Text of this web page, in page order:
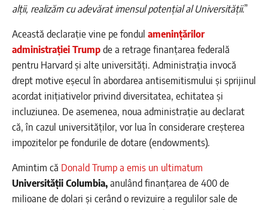
alții, realizăm cu adevărat imensul potențial al Universității.”
Această declarație vine pe fondul amenințărilor
administrației Trumpde a retrage finanțarea federală
pentru Harvard și alte universități. Administrația invocă
drept motive eșecul în abordarea antisemitismului și sprijinul
acordat inițiativelor privind diversitatea, echitatea și
incluziunea. De asemenea, noua administrație au declarat
că, în cazul universităților, vor lua în considerare creșterea
impozitelor pe fondurile de dotare (endowments).
Amintim că Donald Trumpa emis un ultimatum
Universității Columbia,anulând finanțarea de 400 de
milioane de dolari și cerând o revizuire a regulilor sale de